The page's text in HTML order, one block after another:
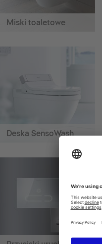
Miski toaletowe
Deska SensoWash